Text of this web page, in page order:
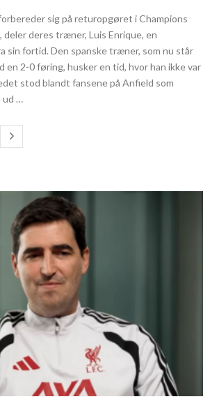
sig på returopgøret i Champions
deler deres træner, Luis Enrique, en
sin fortid. Den spanske træner, som nu står
en 2-0 føring, husker en tid, hvor han ikke var
stod blandt fansene på Anfield som
ud …